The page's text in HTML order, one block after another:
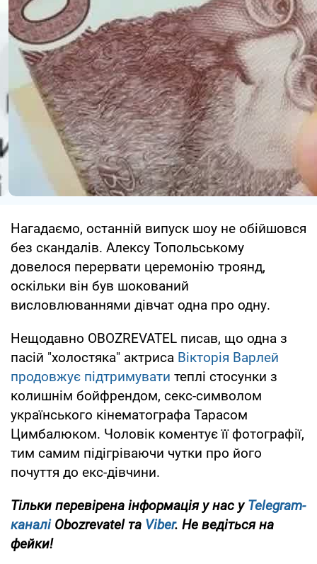
Нагадаємо, останній випуск шоу не обійшовся
без скандалів. Алексу Топольському
довелося перервати церемонію троянд,
оскільки він був шокований
висловлюваннями дівчат одна про одну.
Нещодавно OBOZREVATEL писав, що одна з
пасій "холостяка" актриса Вікторія Варлей
продовжує підтримувати теплі стосунки з
колишнім бойфрендом, секс-символом
українського кінематографа Тарасом
Цимбалюком. Чоловік коментує її фотографії,
тим самим підігріваючи чутки про його
почуття до екс-дівчини.
Тільки перевірена інформація у нас у Telegram-
каналі Obozrevatel та Viber. Не ведіться на
фейки!